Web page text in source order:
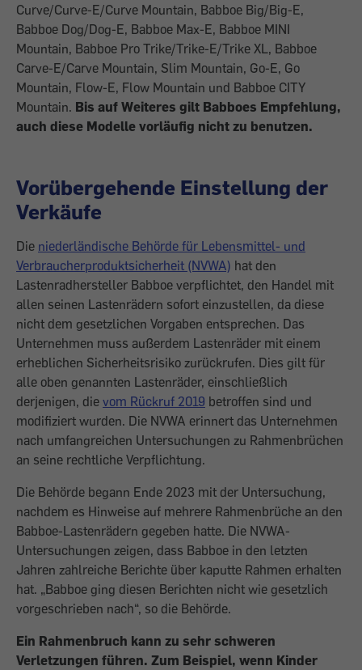
Curve/Curve-E/Curve Mountain, Babboe Big/Big-E,
Babboe Dog/Dog-E, Babboe Max-E, Babboe MINI
Mountain, Babboe Pro Trike/Trike-E/Trike XL, Babboe
Carve-E/Carve Mountain, Slim Mountain, Go-E, Go
Mountain, Flow-E, Flow Mountain und Babboe CITY
Mountain. Bis auf Weiteres gilt Babboes Empfehlung,
auch diese Modelle vorläufig nicht zu benutzen.
Vorübergehende Einstellung der
Verkäufe
Die niederländische Behörde für Lebensmittel- und
Verbraucherproduktsicherheit (NVWA) hat den
Lastenradhersteller Babboe verpflichtet, den Handel mit
allen seinen Lastenrädern sofort einzustellen, da diese
nicht dem gesetzlichen Vorgaben entsprechen. Das
Unternehmen muss außerdem Lastenräder mit einem
erheblichen Sicherheitsrisiko zurückrufen. Dies gilt für
alle oben genannten Lastenräder, einschließlich
derjenigen, die vom Rückruf 2019 betroffen sind und
modifiziert wurden. Die NVWA erinnert das Unternehmen
nach umfangreichen Untersuchungen zu Rahmenbrüchen
an seine rechtliche Verpflichtung.
Die Behörde begann Ende 2023 mit der Untersuchung,
nachdem es Hinweise auf mehrere Rahmenbrüche an den
Babboe-Lastenrädern gegeben hatte. Die NVWA-
Untersuchungen zeigen, dass Babboe in den letzten
Jahren zahlreiche Berichte über kaputte Rahmen erhalten
hat. „Babboe ging diesen Berichten nicht wie gesetzlich
vorgeschrieben nach“, so die Behörde.
Ein Rahmenbruch kann zu sehr schweren
Verletzungen führen. Zum Beispiel, wenn Kinder